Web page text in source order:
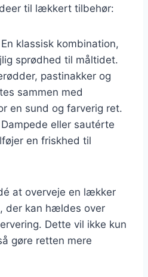
til lækkert tilbehør:
klassisk kombination,
sprødhed til måltidet.
pastinakker og
sammen med
en sund og farverig ret.
eller sautérte
en friskhed til
at overveje en lækker
der kan hældes over
Dette vil ikke kun
gøre retten mere